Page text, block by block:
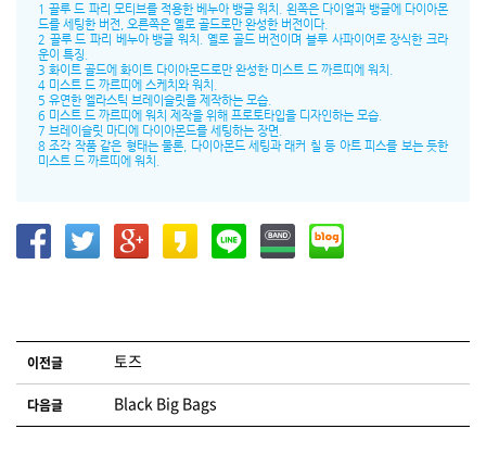
1 끌루 드 파리 모티브를 적용한 베누아 뱅글 워치. 왼쪽은 다이얼과 뱅글에 다이아몬
드를 세팅한 버전, 오른쪽은 옐로 골드로만 완성한 버전이다.
2 끌루 드 파리 베누아 뱅글 워치. 옐로 골드 버전이며 블루 사파이어로 장식한 크라
운이 특징.
3 화이트 골드에 화이트 다이아몬드로만 완성한 미스트 드 까르띠에 워치.
4 미스트 드 까르띠에 스케치와 워치.
5 유연한 엘라스틱 브레이슬릿을 제작하는 모습.
6 미스트 드 까르띠에 워치 제작을 위해 프로토타입을 디자인하는 모습.
7 브레이슬릿 마디에 다이아몬드를 세팅하는 장면.
8 조각 작품 같은 형태는 물론, 다이아몬드 세팅과 래커 칠 등 아트 피스를 보는 듯한
미스트 드 까르띠에 워치.
글 네비게이션
이전글 토즈
다음글 Black Big Bags